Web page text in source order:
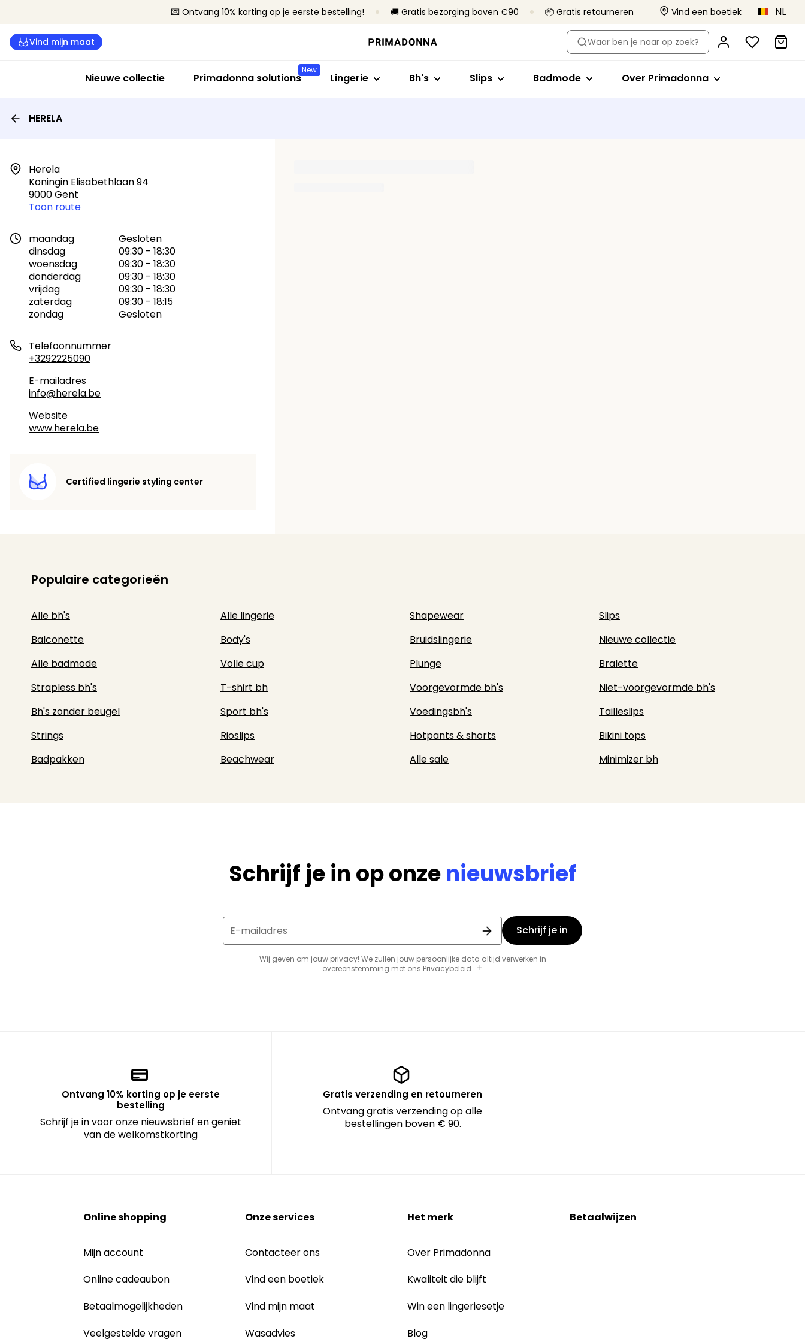
💌 Ontvang 10% korting op je eerste bestelling! 🚚 Gratis bezorging boven €90 📦 Gratis retourneren Vind een boetiek NL
Vind mijn maat Waar ben je naar op zoek?
Nieuwe collectie
New
Primadonna solutions Lingerie
Slips
Primadonna Twist
Bh's
D- tot E-cup
Met beugel
Shop op stijl
Volle cup
Minimizer bh
Slips
Tailleslips
Badmode
Shop op stijl
Bikini tops
Badpakken
Over Primadonna
Over Primadonna
Primadonna x Vivian Hoorn
Dit is Primadonna
HERELA
Herela
Koningin Elisabethlaan 94
9000 Gent
Toon route
maandag
Gesloten
dinsdag
09:30 - 18:30
woensdag
09:30 - 18:30
donderdag
09:30 - 18:30
vrijdag
09:30 - 18:30
zaterdag
09:30 - 18:15
zondag
Gesloten
Telefoonnummer
+3292225090
E-mailadres
info@herela.be
Website
www.herela.be
Certified lingerie styling center
Populaire categorieën
Alle bh's Alle lingerie Shapewear
Slips
Balconette
Body's Bruidslingerie
Nieuwe collectie
Alle badmode
Volle cup Plunge
Bralette
Strapless bh's
T-shirt bh Voorgevormde bh's
Niet-voorgevormde bh's
Bh's zonder beugel
Sport bh's Voedingsbh's
Tailleslips
Strings
Rioslips Hotpants & shorts
Bikini tops
Badpakken
Beachwear Alle sale Minimizer bh
Schrijf je in op onzenieuwsbrief
E-mailadres
Wij geven om jouw privacy! We zullen jouw persoonlijke data altijd verwerken in
overeenstemming met ons Privacybeleid.
Schrijf je in
Ontvang 10% korting op je eerste
bestelling
Schrijf je in voor onze nieuwsbrief en geniet
van de welkomstkorting
Gratis verzending en retourneren
Ontvang gratis verzending op alle
bestellingen boven € 90.
Online shopping
Mijn account
Online cadeaubon
Betaalmogelijkheden
Veelgestelde vragen
Onze services
Contacteer ons
Vind een boetiek
Vind mijn maat
Wasadvies
Het merk
Over Primadonna
Kwaliteit die blijft
Win een lingeriesetje
Blog
Betaalwijzen